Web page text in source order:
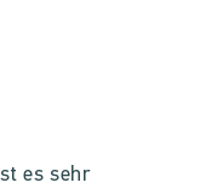
es sehr